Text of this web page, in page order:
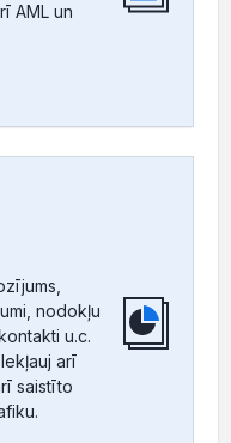
AML un
nodokļu
u.c.
arī
saistīto